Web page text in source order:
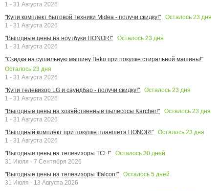
1 - 31 Августа 2026
"Купи комплект бытовой техники Midea - получи скидку!"
Осталось 23 дня
1 - 31 Августа 2026
"Выгодные цены на ноутбуки HONOR!"
Осталось 23 дня
1 - 31 Августа 2026
"Скидка на сушильную машину Beko при покупке стиральной машины!"
Осталось 23 дня
1 - 31 Августа 2026
"Купи телевизор LG и саундбар - получи скидку!"
Осталось 23 дня
1 - 31 Августа 2026
"Выгодные цены на хозяйственные пылесосы Karcher!"
Осталось 23 дня
1 - 31 Августа 2026
"Выгодный комплект при покупке планшета HONOR!"
Осталось 23 дня
1 - 31 Августа 2026
"Выгодные цены на телевизоры TCL!"
Осталось 30 дней
31 Июля - 7 Сентября 2026
"Выгодные цены на телевизоры Iffalcon!"
Осталось 5 дней
31 Июля - 13 Августа 2026